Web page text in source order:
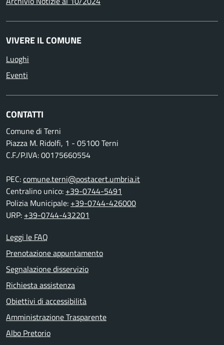
VIVERE IL COMUNE
Luoghi
Eventi
CONTATTI
Comune di Terni
Piazza M. Ridolfi, 1 - 05100 Terni
C.F./P.IVA: 00175660554
PEC:comune.terni@postacert.umbria.it
Centralino unico: +39-0744-5491
Polizia Municipale: +39-0744-426000
URP: +39-0744-432201
Leggi le FAQ
Prenotazione appuntamento
Segnalazione disservizio
Richiesta assistenza
Obiettivi di accessibilità
Amministrazione Trasparente
Albo Pretorio